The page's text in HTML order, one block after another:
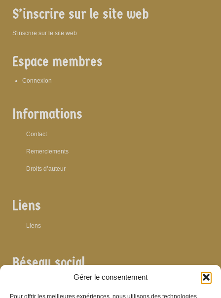
Gérer le consentement
Pour offrir les meilleures expériences, nous utilisons des technologies
S’inscrire sur le site web
S'inscrire sur le site web
Espace membres
Connexion
Informations
Contact
Remerciements
Droits d’auteur
Liens
Liens
Réseau social